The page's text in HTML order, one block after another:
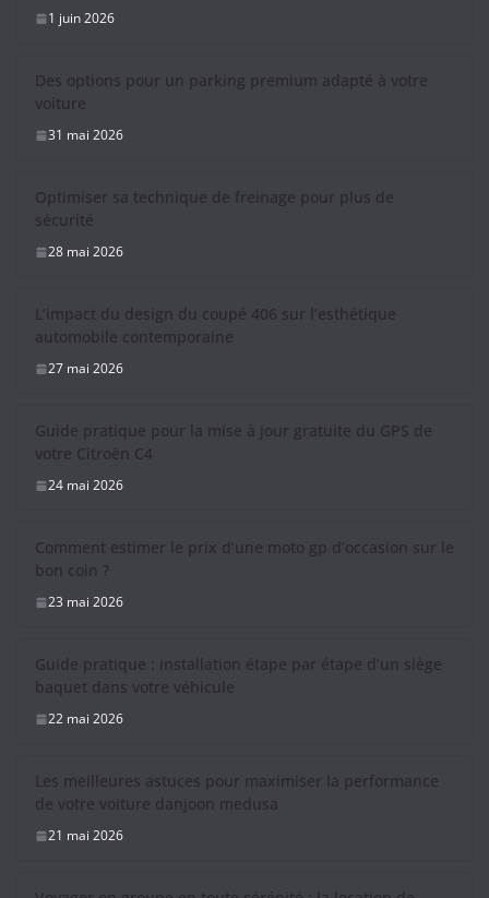
1 juin 2026
Des options pour un parking premium adapté à votre
voiture
31 mai 2026
Optimiser sa technique de freinage pour plus de
sécurité
28 mai 2026
L’impact du design du coupé 406 sur l’esthétique
automobile contemporaine
27 mai 2026
Guide pratique pour la mise à jour gratuite du GPS de
votre Citroën C4
24 mai 2026
Comment estimer le prix d’une moto gp d’occasion sur le
bon coin ?
23 mai 2026
Guide pratique : installation étape par étape d’un siège
baquet dans votre véhicule
22 mai 2026
Les meilleures astuces pour maximiser la performance
de votre voiture danjoon medusa
21 mai 2026